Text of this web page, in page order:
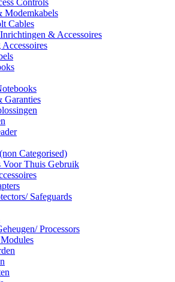
Controls
Modemkabels
Cables
& Accessoires
Garanties
Categorised)
Voor Thuis Gebruik
Safeguards
Processors